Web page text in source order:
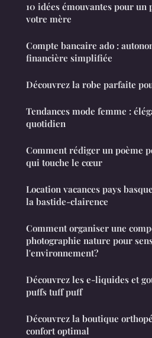
10 idées émouvantes pour un
votre mère
Compte bancaire ado :
financière simplifiée
Découvrez la robe parfaite
Tendances mode femme :
quotidien
Comment rédiger un poème
qui touche le cœur
Location vacances pays
la bastide-clairence
Comment organiser une
photographie nature pour
l'environnement?
Découvrez les e-liquides et
puffs tuff puff
Découvrez la boutique
confort optimal